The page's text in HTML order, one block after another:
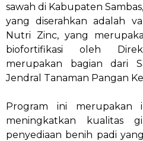
sawah di Kabupaten
yang diserahkan adalah
Nutri Zinc, yang
biofortifikasi oleh
merupakan bagian dari
Jendral Tanaman Pangan
Program ini merupakan
meningkatkan kualitas
penyediaan benih padi